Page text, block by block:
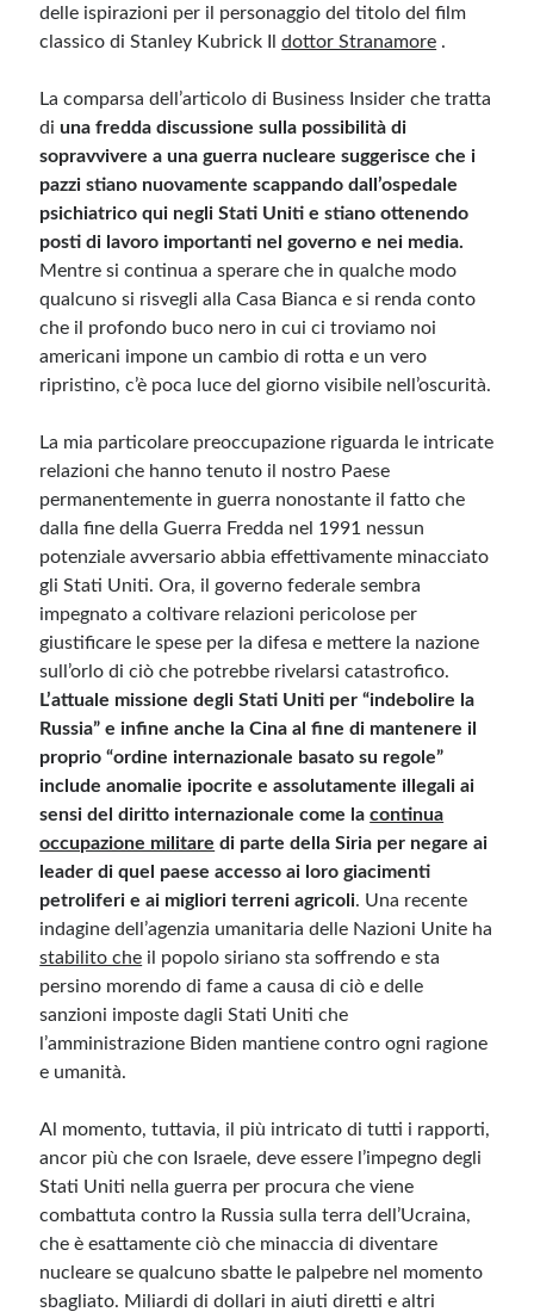
delle ispirazioni per il personaggio del titolo del film
classico di Stanley Kubrick Ildottor Stranamore .
La comparsa dell’articolo di Business Insider che tratta
diuna fredda discussione sulla possibilità di
sopravvivere a una guerra nucleare suggerisce che i
pazzi stiano nuovamente scappando dall’ospedale
psichiatrico qui negli Stati Uniti e stiano ottenendo
posti di lavoro importanti nel governo e nei media.
Mentre si continua a sperare che in qualche modo
qualcuno si risvegli alla Casa Bianca e si renda conto
che il profondo buco nero in cui ci troviamo noi
americani impone un cambio di rotta e un vero
ripristino, c’è poca luce del giorno visibile nell’oscurità.
La mia particolare preoccupazione riguarda le intricate
relazioni che hanno tenuto il nostro Paese
permanentemente in guerra nonostante il fatto che
dalla fine della Guerra Fredda nel 1991 nessun
potenziale avversario abbia effettivamente minacciato
gli Stati Uniti. Ora, il governo federale sembra
impegnato a coltivare relazioni pericolose per
giustificare le spese per la difesa e mettere la nazione
sull’orlo di ciò che potrebbe rivelarsi catastrofico.
L’attuale missione degli Stati Uniti per “indebolire la
Russia” e infine anche la Cina al fine di mantenere il
proprio “ordine internazionale basato su regole”
include anomalie ipocrite e assolutamente illegali ai
sensi del diritto internazionale come lacontinua
occupazione militare di parte della Siria per negare ai
leader di quel paese accesso ai loro giacimenti
petroliferi e ai migliori terreni agricoli. Una recente
indagine dell’agenzia umanitaria delle Nazioni Unite ha
stabilito che il popolo siriano sta soffrendo e sta
persino morendo di fame a causa di ciò e delle
sanzioni imposte dagli Stati Uniti che
l’amministrazione Biden mantiene contro ogni ragione
e umanità.
Al momento, tuttavia, il più intricato di tutti i rapporti,
ancor più che con Israele, deve essere l’impegno degli
Stati Uniti nella guerra per procura che viene
combattuta contro la Russia sulla terra dell’Ucraina,
che è esattamente ciò che minaccia di diventare
nucleare se qualcuno sbatte le palpebre nel momento
sbagliato. Miliardi di dollari in aiuti diretti e altri